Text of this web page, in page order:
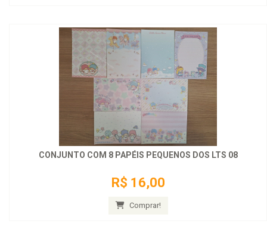
CONJUNTO COM 8 PAPÉIS PEQUENOS DOS LTS 08
R$ 16,00
Comprar!